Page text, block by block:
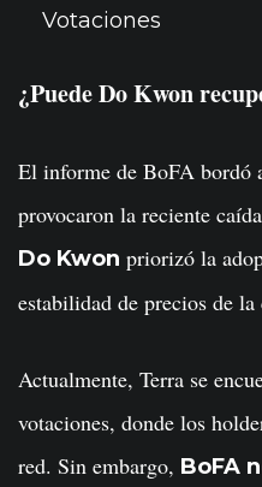
Votaciones
¿Puede Do Kwon
El informe de BoFA bordó
provocaron la reciente
Do Kwon priorizó la
estabilidad de precios de
Actualmente, Terra se
votaciones, donde los
red. Sin embargo, BoFA